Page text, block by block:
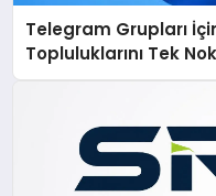
Telegram Grupları
Topluluklarını Tek